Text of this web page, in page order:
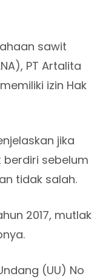
sawit
PT Artalita
izin Hak
jika
sebelum
tidak salah.
2017, mutlak
(UU) No